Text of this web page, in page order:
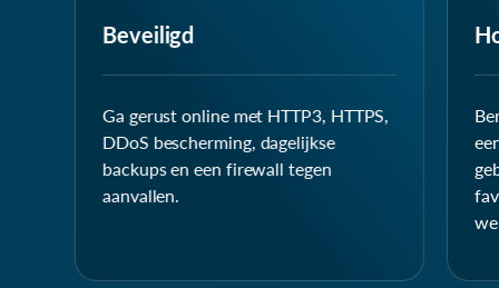
Beveiligd
Ga gerust online met HTTP3, HTTPS,
DDoS bescherming, dagelijkse
backups en een firewall tegen
aanvallen.